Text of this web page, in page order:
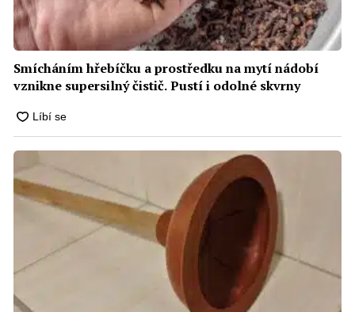
Smícháním hřebíčku a prostředku na mytí nádobí
vznikne supersilný čistič. Pustí i odolné skvrny